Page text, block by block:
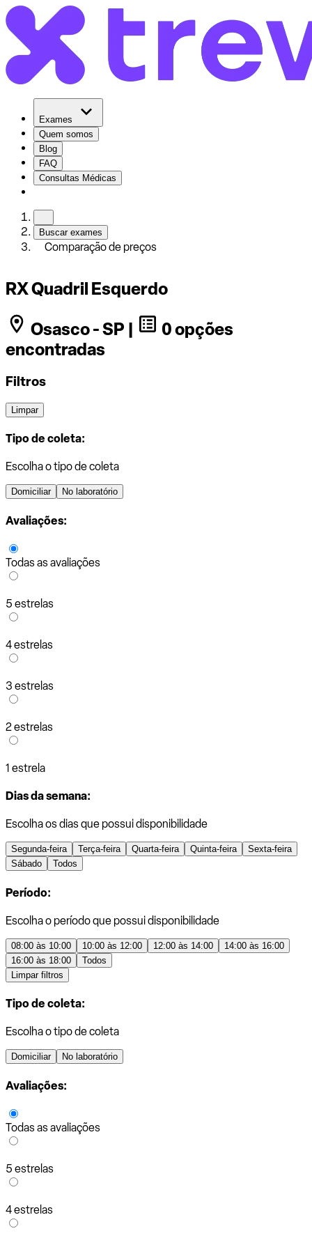
Exames
Quem somos
Blog
FAQ
Consultas Médicas
Buscar exames
Comparação de preços
RX Quadril Esquerdo
Osasco - SP |
0 opções
encontradas
Filtros
Limpar
Tipo de coleta:
Escolha o tipo de coleta
Domiciliar No laboratório
Avaliações:
Todas as avaliações
5 estrelas
4 estrelas
3 estrelas
2 estrelas
1 estrela
Dias da semana:
Escolha os dias que possui disponibilidade
Segunda-feira Terça-feira Quarta-feira Quinta-feira
Sexta-feira
Sábado
Todos
Período:
Escolha o período que possui disponibilidade
08:00 às 10:00 10:00 às 12:00 12:00 às 14:00
14:00 às 16:00
16:00 às 18:00
Todos
Limpar filtros
Tipo de coleta:
Escolha o tipo de coleta
Domiciliar No laboratório
Avaliações:
Todas as avaliações
5 estrelas
4 estrelas